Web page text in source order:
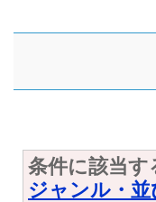
条件に該当
ジャンル・